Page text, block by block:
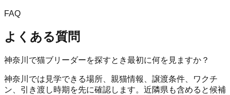
FAQ
よくある質問
神奈川で猫ブリーダーを探すとき最初に何を見ますか？
神奈川では見学できる場所、親猫情報、譲渡条件、ワクチ
ン、引き渡し時期を先に確認します。近隣県も含めると候補